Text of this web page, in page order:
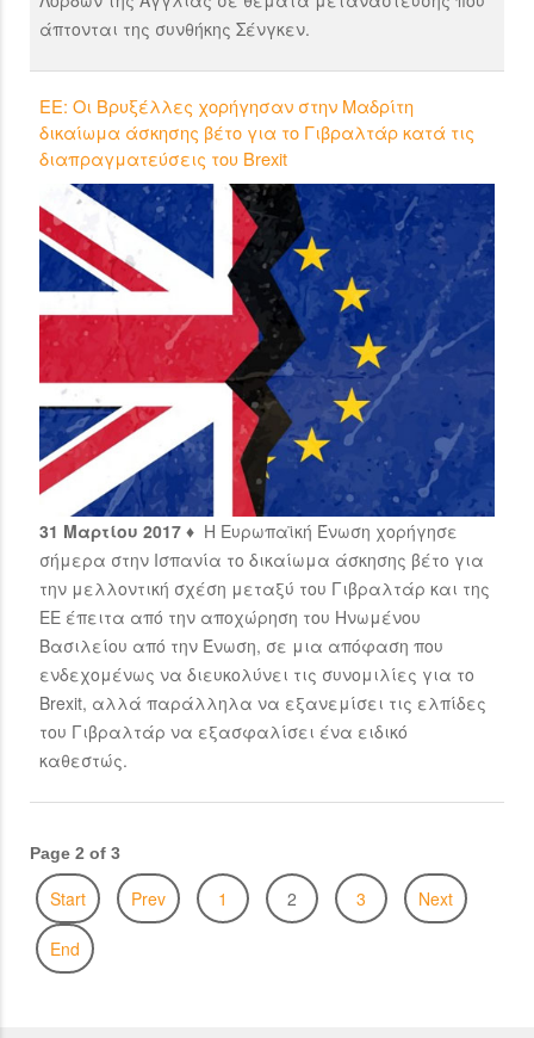
άπτονται της συνθήκης Σένγκεν.
ΕΕ: Οι Βρυξέλλες χορήγησαν στην Μαδρίτη
δικαίωμα άσκησης βέτο για το Γιβραλτάρ κατά τις
διαπραγματεύσεις του Brexit
31 Μαρτίου 2017 ♦ Η Ευρωπαϊκή Ένωση χορήγησε
σήμερα στην Ισπανία το δικαίωμα άσκησης βέτο για
την μελλοντική σχέση μεταξύ του Γιβραλτάρ και της
ΕΕ έπειτα από την αποχώρηση του Ηνωμένου
Βασιλείου από την Ένωση, σε μια απόφαση που
ενδεχομένως να διευκολύνει τις συνομιλίες για το
Brexit, αλλά παράλληλα να εξανεμίσει τις ελπίδες
του Γιβραλτάρ να εξασφαλίσει ένα ειδικό
καθεστώς.
Page 2 of 3
Start Prev 1 2 3 Next
End